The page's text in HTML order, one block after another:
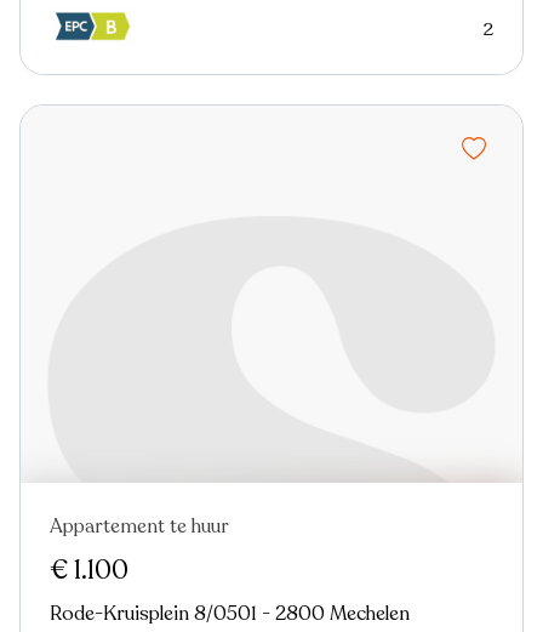
2
Nieuw
Appartement te huur
€ 1.100
Rode-Kruisplein 8/0501 - 2800 Mechelen